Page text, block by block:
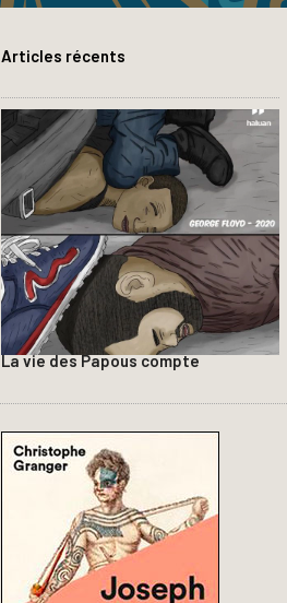
Articles récents
La vie des Papous compte